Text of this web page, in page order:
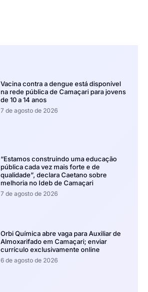
Vacina contra a dengue está disponível
na rede pública de Camaçari para jovens
de 10 a 14 anos
7 de agosto de 2026
“Estamos construindo uma educação
pública cada vez mais forte e de
qualidade”, declara Caetano sobre
melhoria no Ideb de Camaçari
7 de agosto de 2026
Orbi Química abre vaga para Auxiliar de
Almoxarifado em Camaçari; enviar
currículo exclusivamente online
6 de agosto de 2026